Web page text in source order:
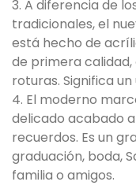
3. A diferencia de
tradicionales, el
está hecho de
de primera calidad,
roturas. Significa
4. El moderno
delicado acabado
recuerdos. Es un
graduación, boda,
familia o amigos.